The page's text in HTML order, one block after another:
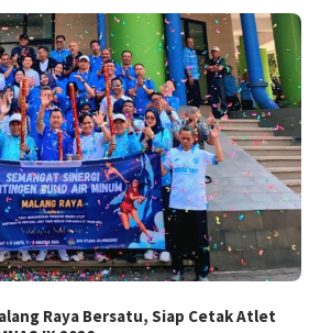
Raya Bersatu, Siap Cetak Atlet